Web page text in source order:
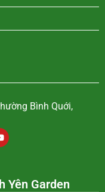
Bình Quới,
Yên Garden